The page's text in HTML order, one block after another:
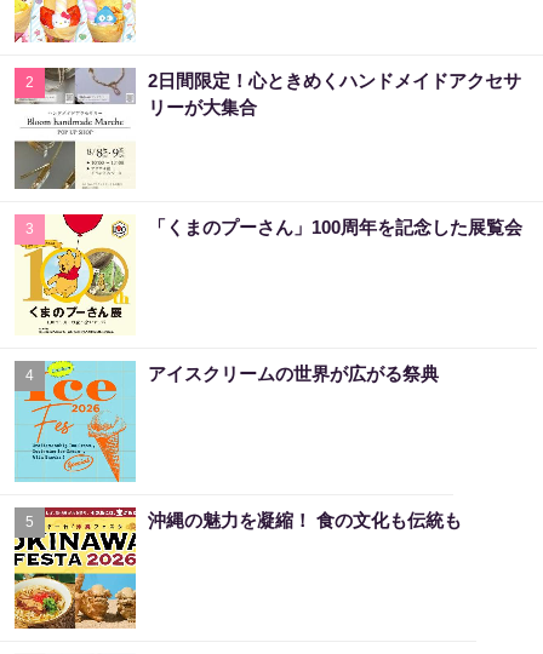
2
2日間限定！心ときめくハンドメイドアクセサ
リーが大集合
3 「くまのプーさん」100周年を記念した展覧会
4 アイスクリームの世界が広がる祭典
5 沖縄の魅力を凝縮！ 食の文化も伝統も